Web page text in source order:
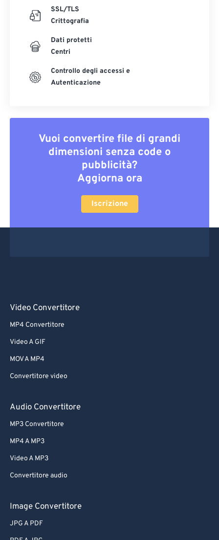
SSL/TLS
Crittografia
Dati protetti
Centri
Controllo degli accessi e
Autenticazione
Vuoi convertire file di grandi
dimensioni senza code o
pubblicità?
Aggiorna ora
Iscrizione
Video Convertitore
MP4 Convertitore
Video A GIF
MOV A MP4
Convertitore video
Audio Convertitore
MP3 Convertitore
MP4 A MP3
Video A MP3
Convertitore audio
Image Convertitore
JPG A PDF